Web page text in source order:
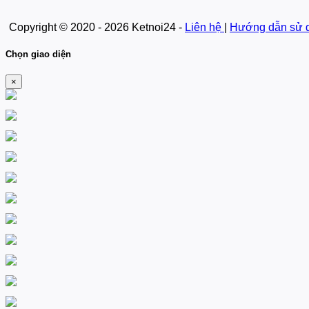
Copyright © 2020 - 2026 Ketnoi24 - Liên hệ Hướng dẫn sử
Chọn giao diện
×